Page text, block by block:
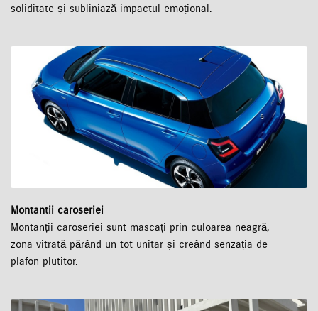
soliditate și subliniază impactul emoțional.
Montantii caroseriei
Montanții caroseriei sunt mascați prin culoarea neagră,
zona vitrată părând un tot unitar și creând senzația de
plafon plutitor.